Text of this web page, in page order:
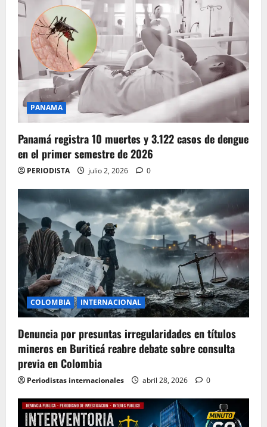
PANAMA
Panamá registra 10 muertes y 3.122 casos de dengue
en el primer semestre de 2026
PERIODISTA julio 2, 2026 0
COLOMBIA INTERNACIONAL
Denuncia por presuntas irregularidades en títulos
mineros en Buriticá reabre debate sobre consulta
previa en Colombia
Periodistas internacionales abril 28, 2026 0